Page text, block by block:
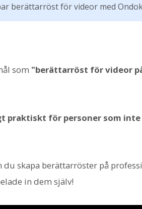
berättarröst för videor med
som "berättarröst för videor
praktiskt för personer som inte
du skapa berättarröster på
in dem själv!